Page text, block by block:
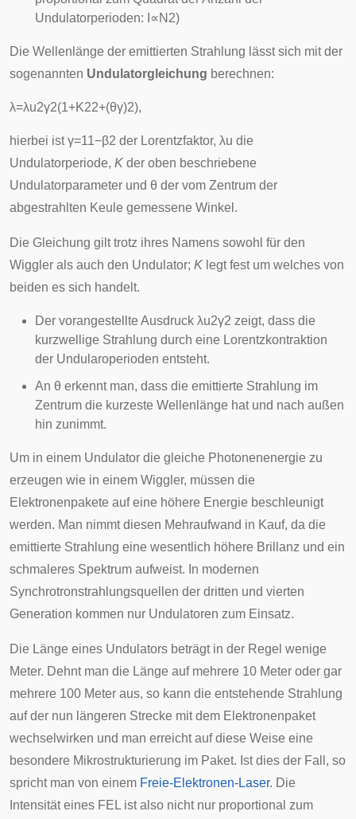
Undulatorperioden: ∝N 2)
Die Wellenlänge der emittierten Strahlung lässt sich mit der
sogenannten Undulatorgleichung berechnen:
λ=λu2γ2(1+K22+(θγ)2),
hierbei istγ=11−β2 der Lorentzfaktor, λu die
Undulatorperiode, K der oben beschriebene
Undulatorparameter und θ der vom Zentrum der
abgestrahlten Keule gemessene Winkel.
Die Gleichung gilt trotz ihres Namens sowohl für den
Wiggler als auch den Undulator; K legt fest um welches von
beiden es sich handelt.
Der vorangestellte Ausdruck λu2γ2 zeigt, dass die
kurzwellige Strahlung durch eine Lorentzkontraktion
der Undularoperioden entsteht.
An θ erkennt man, dass die emittierte Strahlung im
Zentrum die kurzeste Wellenlänge hat und nach außen
hin zunimmt.
Um in einem Undulator die gleiche Photonenenergie zu
erzeugen wie in einem Wiggler, müssen die
Elektronenpakete auf eine höhere Energie beschleunigt
werden. Man nimmt diesen Mehraufwand in Kauf, da die
emittierte Strahlung eine wesentlich höhere Brillanz und ein
schmaleres Spektrum aufweist. In modernen
Synchrotronstrahlungsquellen der dritten und vierten
Generation kommen nur Undulatoren zum Einsatz.
Die Länge eines Undulators beträgt in der Regel wenige
Meter. Dehnt man die Länge auf mehrere 10 Meter oder gar
mehrere 100 Meter aus, so kann die entstehende Strahlung
auf der nun längeren Strecke mit dem Elektronenpaket
wechselwirken und man erreicht auf diese Weise eine
besondere Mikrostrukturierung im Paket. Ist dies der Fall, so
spricht man von einem Freie-Elektronen-Laser. Die
Intensität eines FEL ist also nicht nur proportional zum